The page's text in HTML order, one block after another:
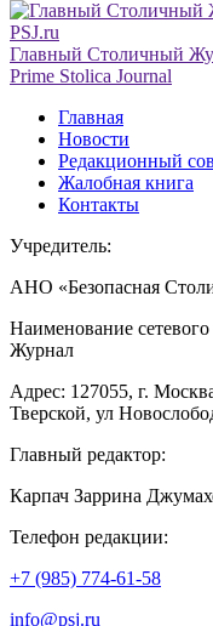
PSJ.ru
Главный Столичный
Prime Stolica Journal
Главная
Новости
Редакционный
Жалобная книга
Контакты
Учредитель:
АНО «Безопасная
Наименование
Журнал
Адрес: 127055, г.
Тверской, ул
Главный редактор:
Карпач Заррина
Телефон редакции:
+7 (985) 774-61-58
info@psj.ru